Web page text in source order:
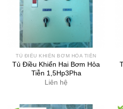
TỦ ĐIỀU KHIỂN BƠM HỎA TIỄN
Tủ Điều Khiển Hai Bơm Hỏa
Tiễn 1,5Hp3Pha
Liên hệ